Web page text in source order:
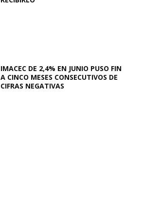
IMACEC DE 2,4% EN JUNIO PUSO FIN
A CINCO MESES CONSECUTIVOS DE
CIFRAS NEGATIVAS